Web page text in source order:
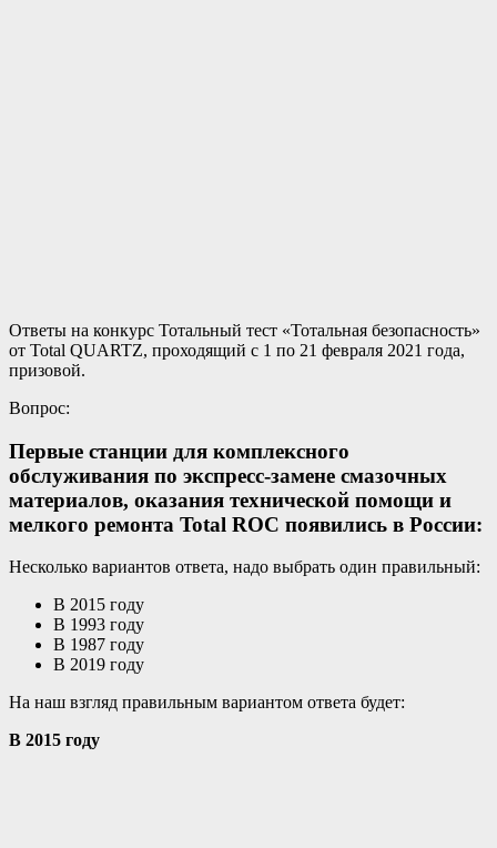
Ответы на конкурс Тотальный тест «Тотальная безопасность»
от Total QUARTZ, проходящий с 1 по 21 февраля 2021 года,
призовой.
Вопрос:
Первые станции для комплексного
обслуживания по экспресс-замене смазочных
материалов, оказания технической помощи и
мелкого ремонта Total ROC появились в России:
Несколько вариантов ответа, надо выбрать один правильный:
В 2015 году
В 1993 году
В 1987 году
В 2019 году
На наш взгляд правильным вариантом ответа будет:
В 2015 году